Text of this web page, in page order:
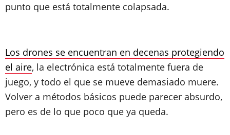
punto que está totalmente colapsada.
Los drones se encuentran en decenas protegiendo
el aire, la electrónica está totalmente fuera de
juego, y todo el que se mueve demasiado muere.
Volver a métodos básicos puede parecer absurdo,
pero es de lo que poco que ya queda.